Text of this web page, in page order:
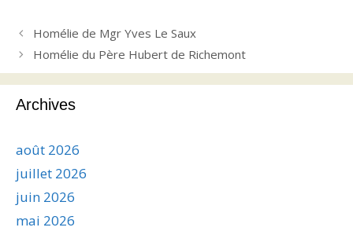
Homélie de Mgr Yves Le Saux
Homélie du Père Hubert de Richemont
Archives
août 2026
juillet 2026
juin 2026
mai 2026